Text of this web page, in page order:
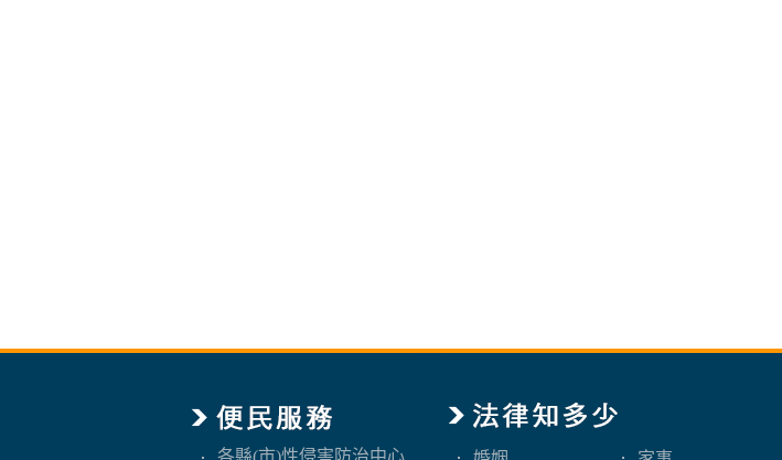
各縣(市)性侵害防治中心